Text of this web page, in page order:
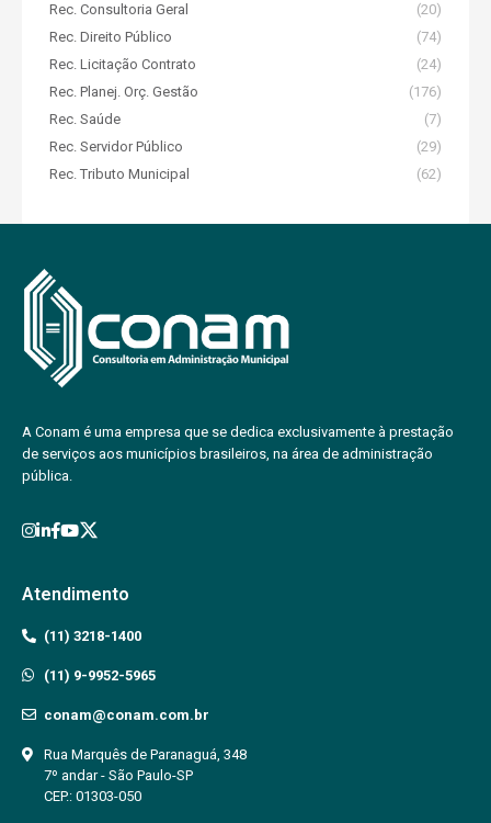
Rec. Consultoria Geral
(20)
Rec. Direito Público
(74)
Rec. Licitação Contrato
(24)
Rec. Planej. Orç. Gestão
(176)
Rec. Saúde
(7)
Rec. Servidor Público
(29)
Rec. Tributo Municipal
(62)
A Conam é uma empresa que se dedica exclusivamente à prestação
de serviços aos municípios brasileiros, na área de administração
pública.
Atendimento
(11) 3218-1400
(11) 9-9952-5965
conam@conam.com.br
Rua Marquês de Paranaguá, 348
7º andar - São Paulo-SP
CEP.: 01303-050